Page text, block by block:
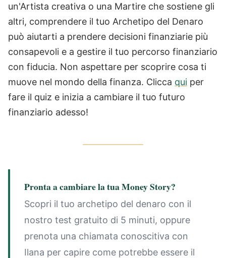
un'Artista creativa o una Martire che sostiene gli
altri, comprendere il tuo Archetipo del Denaro
può aiutarti a prendere decisioni finanziarie più
consapevoli e a gestire il tuo percorso finanziario
con fiducia. Non aspettare per scoprire cosa ti
muove nel mondo della finanza. Clicca qui per
fare il quiz e inizia a cambiare il tuo futuro
finanziario adesso!
Pronta a cambiare la tua Money Story?
Scopri il tuo archetipo del denaro con il
nostro test gratuito di 5 minuti, oppure
prenota una chiamata conoscitiva con
Ilana per capire come potrebbe essere il